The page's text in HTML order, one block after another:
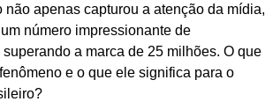
não apenas capturou a atenção da mídia,
número impressionante de
a marca de 25 milhões. O que
e o que ele significa para o